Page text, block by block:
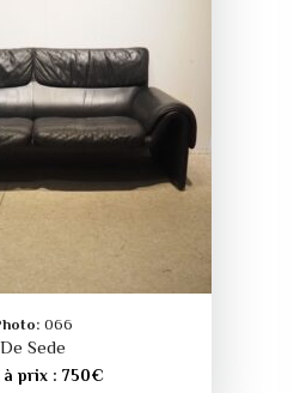
066
De Sede
prix : 750€